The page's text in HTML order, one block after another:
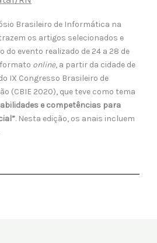
Brasileiro de Informática na
os artigos selecionados e
do evento realizado de 24 a 28 de
online, a partir da cidade de
IX Congresso Brasileiro de
(CBIE 2020), que teve como tema
e competências para
. Nesta edição, os anais incluem